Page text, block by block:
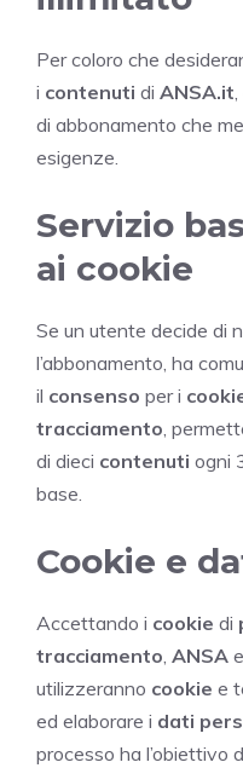
Per coloro che
i contenuti di ANSA.it
di abbonamento che
esigenze.
Servizio
ai cookie
Se un utente decide di
l’abbonamento, ha
il consenso per i
tracciamento,
di dieci contenuti ogni
base.
Cookie e
Accettando i cookie di
tracciamento, ANSA
utilizzeranno cookie e
ed elaborare i dati
processo ha l’obiettivo